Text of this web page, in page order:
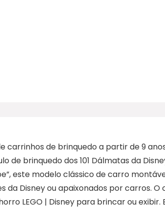
de brinquedo a partir de 9
de brinquedo dos 101 Dálmatas da
este modelo clássico de carro
da Disney ou apaixonados por carros.
LEGO | Disney para brincar ou